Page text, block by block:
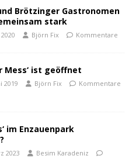
Brötzinger Gastronomen
stark
Björn Fix
Kommentare
Mess‘ ist geöffnet
2019 Björn Fix
Kommentare
im Enzauenpark
2023
Besim Karadeniz